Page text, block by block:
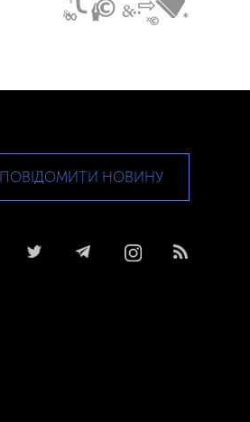
ПОВІДОМИТИ НОВИНУ